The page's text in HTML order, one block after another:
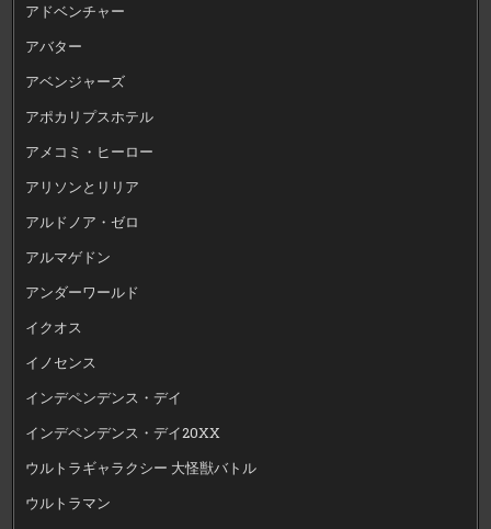
アドベンチャー
アバター
アベンジャーズ
アポカリプスホテル
アメコミ・ヒーロー
アリソンとリリア
アルドノア・ゼロ
アルマゲドン
アンダーワールド
イクオス
イノセンス
インデペンデンス・デイ
インデペンデンス・デイ20XX
ウルトラギャラクシー 大怪獣バトル
ウルトラマン